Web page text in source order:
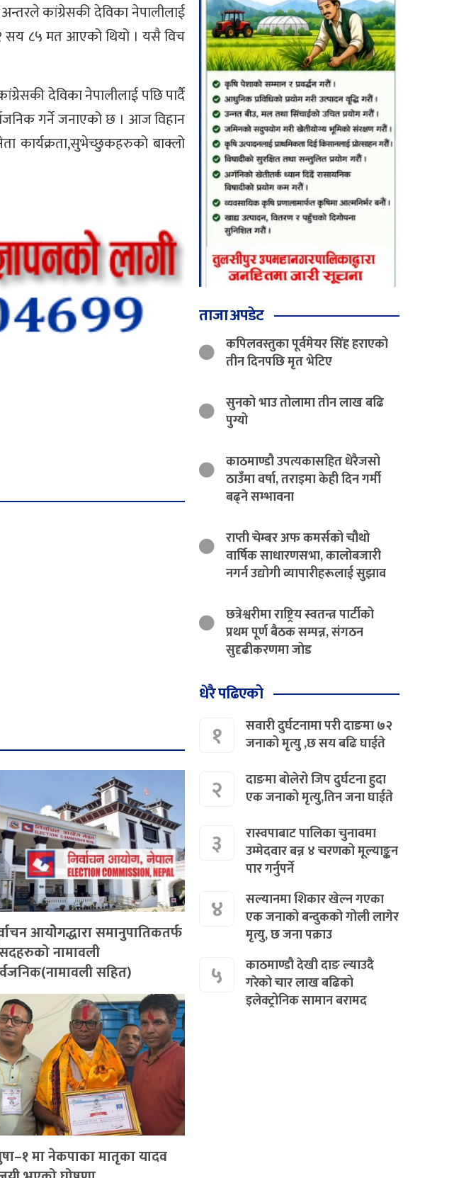
कांग्रेसकी देविका नेपालीलाई
१ सय ८५ मत आएको थियो । यसै विच
देविका नेपालीलाई पछि पार्दै
गर्ने जनाएको छ । आज विहान
कार्यक्रता,सुभेच्छुकहरुको बाक्लो
आयोेगद्धारा समानुपातिकतर्फ
नामावली
सहित)
मा नेकपाका मातृका यादव
ताजा अपडेट
कपिलवस्तुका पूर्वमेयर सिंह हराएको
तीन दिनपछि मृत भेटिए
सुनको भाउ तोलामा तीन लाख बढि
पुग्यो
काठमाण्डौ उपत्यकासहित धेरैजसो
ठाउँमा वर्षा, तराइमा केही दिन गर्मी
बढ्ने सम्भावना
राप्ती चेम्बर अफ कमर्सको चौथो
वार्षिक साधारणसभा, कालोबजारी
नगर्न उद्योगी व्यापारीहरूलाई सुझाव
छत्रेश्वरीमा राष्ट्रिय स्वतन्त्र पार्टीको
प्रथम पूर्ण बैठक सम्पन्न, संगठन
सुदृढीकरणमा जोड
धेरै पढिएको
१
सवारी दुर्घटनामा परी दाङमा ७२
जनाको मृत्यु ,छ सय बढि घाईते
२
दाङमा बोलेरो जिप दुर्घटना हुदा
एक जनाको मृत्यु,तिन जना घाईते
३
रास्वपाबाट पालिका चुनावमा
उम्मेदवार बन्न ४ चरणको मूल्याङ्कन
पार गर्नुपर्ने
४
सल्यानमा शिकार खेल्न गएका
एक जनाको बन्दुकको गोली लागेर
मृत्यु, छ जना पक्राउ
५
काठमाण्डौ देखी दाङ ल्याउदै
गरेको चार लाख बढिको
इलेक्ट्रोनिक सामान बरामद